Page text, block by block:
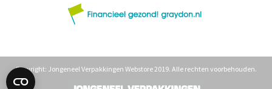
Copyright: Jongeneel Verpakkingen Webstore 2019. Alle rechten voorbehouden.